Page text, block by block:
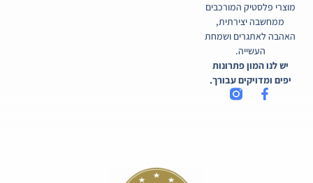
מוצרי פלסטיק המורכבים
ממחשבה יצירתית,
האהבה לאתגרים ושמחת
העשייה.
יש לנו המון פתרונות
יפים ומדויקים עבורך.